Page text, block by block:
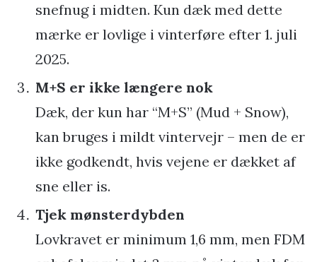
snefnug i midten. Kun dæk med dette
mærke er lovlige i vinterføre efter 1. juli
2025.
M+S er ikke længere nok
Dæk, der kun har “M+S” (Mud + Snow),
kan bruges i mildt vintervejr – men de er
ikke godkendt, hvis vejene er dækket af
sne eller is.
Tjek mønsterdybden
Lovkravet er minimum 1,6 mm, men FDM